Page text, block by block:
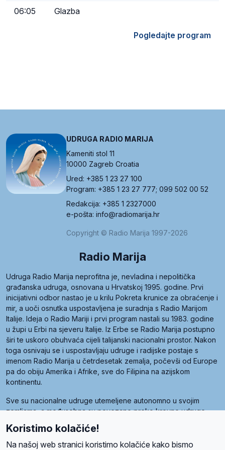
06:05 Glazba
Pogledajte program
UDRUGA RADIO MARIJA
Kameniti stol 11
10000 Zagreb Croatia
Ured: +385 1 23 27 100
Program: +385 1 23 27 777; 099 502 00 52
Redakcija: +385 1 2327000
e-pošta: info@radiomarija.hr
Copyright © Radio Marija 1997-2026
Radio Marija
Udruga Radio Marija neprofitna je, nevladina i nepolitička
građanska udruga, osnovana u Hrvatskoj 1995. godine. Prvi
inicijativni odbor nastao je u krilu Pokreta krunice za obraćenje i
mir, a uoči osnutka uspostavljena je suradnja s Radio Marijom
Italije. Ideja o Radio Mariji i prvi program nastali su 1983. godine
u župi u Erbi na sjeveru Italije. Iz Erbe se Radio Marija postupno
širi te uskoro obuhvaća cijeli talijanski nacionalni prostor. Nakon
toga osnivaju se i uspostavljaju udruge i radijske postaje s
imenom Radio Marija u četrdesetak zemalja, počevši od Europe
pa do obiju Amerika i Afrike, sve do Filipina na azijskom
kontinentu.
Sve su nacionalne udruge utemeljene autonomno u svojim
zemljama, a međusobna su povezane preko krovne udruge
Radio Maria). Svjetsku obitelj utemeljilo je sedam članica, među
kojima je i hrvatska Udruga Radio Marija.
Koristimo kolačiće!
Na našoj web stranici koristimo kolačiće kako bismo